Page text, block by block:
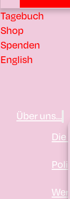
Tagebuch
Shop
Spenden
English
Über uns…
Die
Wer